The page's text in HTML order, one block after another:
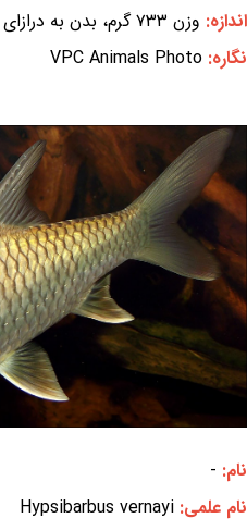
اندازه: وزن ۷۳۳ گرم، بدن به درازای ۳۶/۹ سانتی‌متر
نگاره: VPC Animals Photo
نام: -
نام علمی: Hypsibarbus vernayi